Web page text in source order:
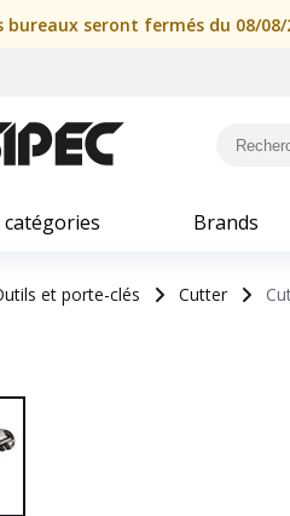
bureaux seront fermés du 08/
Brands
et porte-clés Cutter